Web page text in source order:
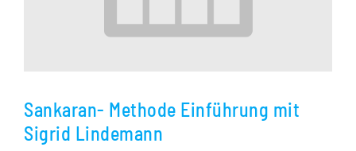
Sankaran- Methode Einführung mit
Sigrid Lindemann